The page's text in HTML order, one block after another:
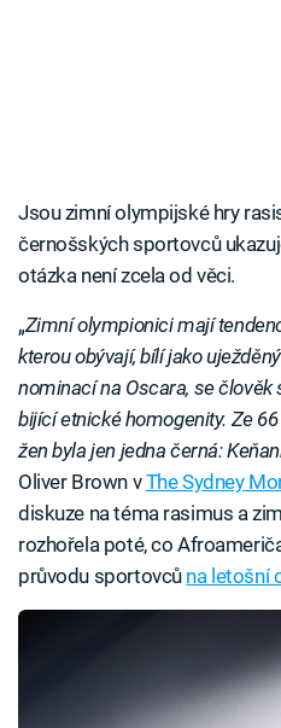
Jsou zimní olympijské hry
černošských sportovců
otázka není zcela od věci.
„Zimní olympionici mají
kterou obývají, bílí jako
nominací na Oscara, se
bijící etnické homogenity. Ze
žen byla jen jedna černá:
Oliver Brown vThe Sydney
diskuze na téma rasimus a
rozhořela poté, co
průvodu sportovců na letošní